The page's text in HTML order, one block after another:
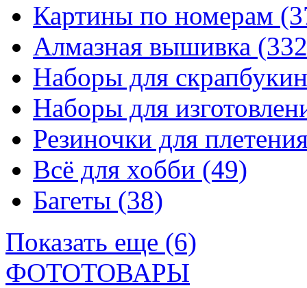
Картины по номерам
Алмазная вышивка
Наборы для
Наборы для
Резиночки для
Всё для хобби (49)
Багеты (38)
Показать еще (6)
ФОТОТОВАРЫ